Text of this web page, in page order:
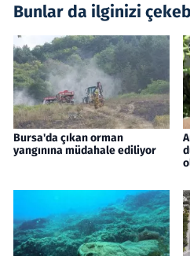
Bunlar da ilginizi
Bursa'da çıkan orman
yangınına müdahale ediliyor